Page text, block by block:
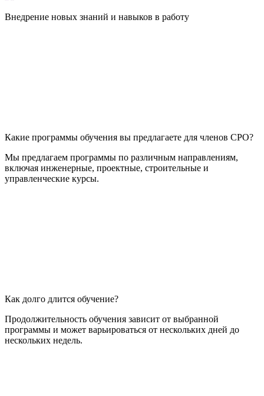
Внедрение новых знаний и навыков в работу
Какие программы обучения вы предлагаете для членов СРО?
Мы предлагаем программы по различным направлениям,
включая инженерные, проектные, строительные и
управленческие курсы.
Как долго длится обучение?
Продолжительность обучения зависит от выбранной
программы и может варьироваться от нескольких дней до
нескольких недель.